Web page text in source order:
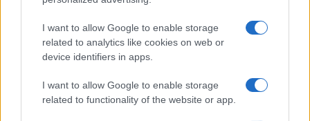
I want to allow Google to enable storage
related to analytics like cookies on web or
device identifiers in apps.
I want to allow Google to enable storage
related to functionality of the website or app.
o
k
p
p
Sangue, musica e solidarietà con Avis Olbia al
Delta Center